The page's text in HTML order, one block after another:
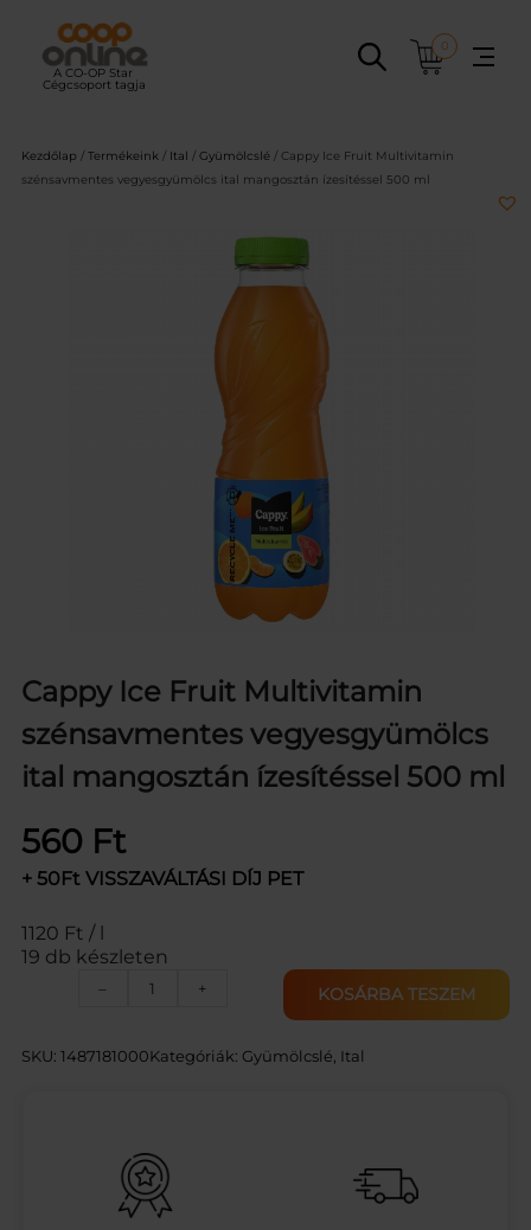
tartalomhoz
0
Kezdőlap / Termékeink / Ital / Gyümölcslé / Cappy Ice Fruit Multivitamin
szénsavmentes vegyesgyümölcs ital mangosztán ízesítéssel 500 ml
Cappy Ice Fruit Multivitamin
szénsavmentes vegyesgyümölcs
ital mangosztán ízesítéssel 500 ml
560 Ft
+ 50Ft VISSZAVÁLTÁSI DÍJ PET
1120 Ft / l
19 db készleten
–
C
P
F
R
U
+ KOSÁRBA TESZEM
SKU: 1487181000Kategóriák: Gyümölcslé Ital